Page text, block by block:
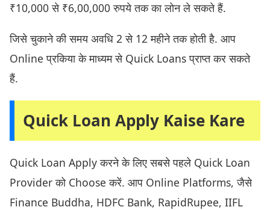
₹10,000 से ₹6,00,000 रुपये तक का लोन ले सकते हैं.
जिसे चुकाने की समय अवधि 2 से 12 महीने तक होती है. आप
Online प्रकिया के माध्यम से Quick Loans प्राप्त कर सकते
हैं.
Quick Loan Apply Kaise Kare
Quick Loan Apply करने के लिए सबसे पहले Quick Loan
Provider को Choose करें. आप Online Platforms, जैसे
Finance Buddha, HDFC Bank, RapidRupee, IIFL